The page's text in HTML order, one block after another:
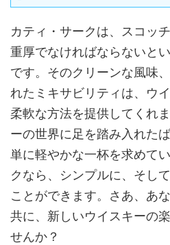
カティ・サークは、スコッ
重厚でなければならないと
です。そのクリーンな風味
れたミキサビリティは、ウ
柔軟な方法を提供してくれ
ーの世界に足を踏み入れた
単に軽やかな一杯を求めて
クなら、シンプルに、そし
ことができます。さあ、あ
共に、新しいウイスキーの
せんか？